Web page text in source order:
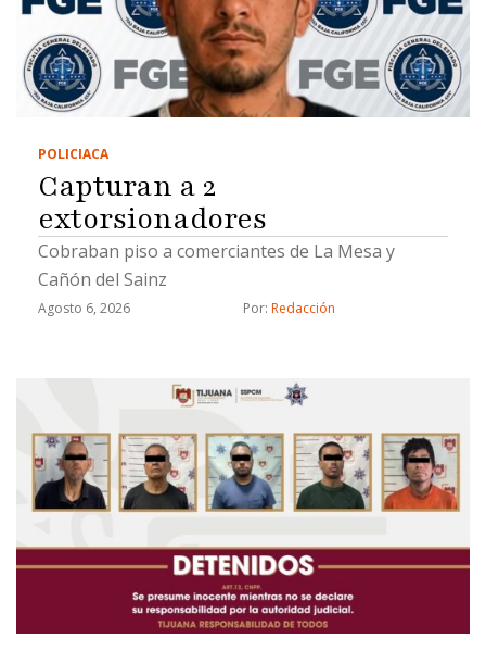
POLICIACA
Capturan a 2
extorsionadores
Cobraban piso a comerciantes de La Mesa y
Cañón del Sainz
Agosto 6, 2026 Por: Redacción